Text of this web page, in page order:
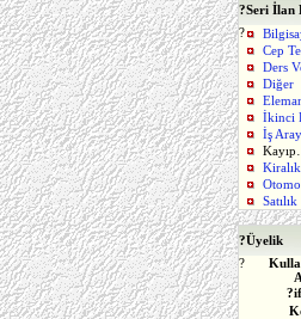
?Seri İlan
?
Cep
Ders
Diğer
İkinci
İş
?Üyelik
?